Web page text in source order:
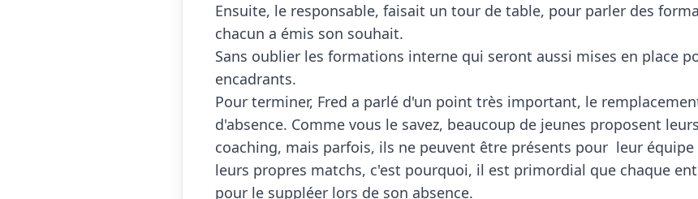
Ensuite, le responsable, faisait un tour de table, pour parler des
chacun a émis son souhait.
Sans oublier les formations interne qui seront aussi mises en place
encadrants.
Pour terminer, Fred a parlé d'un point très important, le
d'absence. Comme vous le savez, beaucoup de jeunes proposent
coaching, mais parfois, ils ne peuvent être présents pour  leur
leurs propres matchs, c'est pourquoi, il est primordial que chaque
pour le suppléer lors de son absence.